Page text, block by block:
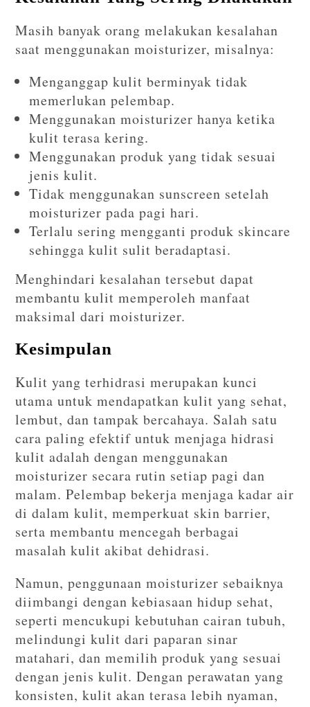
Masih banyak orang melakukan kesalahan
saat menggunakan moisturizer, misalnya:
Menganggap kulit berminyak tidak
memerlukan pelembap.
Menggunakan moisturizer hanya ketika
kulit terasa kering.
Menggunakan produk yang tidak sesuai
jenis kulit.
Tidak menggunakan sunscreen setelah
moisturizer pada pagi hari.
Terlalu sering mengganti produk skincare
sehingga kulit sulit beradaptasi.
Menghindari kesalahan tersebut dapat
membantu kulit memperoleh manfaat
maksimal dari moisturizer.
Kesimpulan
Kulit yang terhidrasi merupakan kunci
utama untuk mendapatkan kulit yang sehat,
lembut, dan tampak bercahaya. Salah satu
cara paling efektif untuk menjaga hidrasi
kulit adalah dengan menggunakan
moisturizer secara rutin setiap pagi dan
malam. Pelembap bekerja menjaga kadar air
di dalam kulit, memperkuat skin barrier,
serta membantu mencegah berbagai
masalah kulit akibat dehidrasi.
Namun, penggunaan moisturizer sebaiknya
diimbangi dengan kebiasaan hidup sehat,
seperti mencukupi kebutuhan cairan tubuh,
melindungi kulit dari paparan sinar
matahari, dan memilih produk yang sesuai
dengan jenis kulit. Dengan perawatan yang
konsisten, kulit akan terasa lebih nyaman,